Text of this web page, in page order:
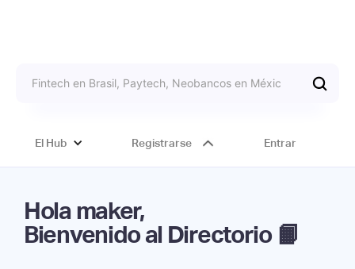
El Hub Registrarse Entrar
Hola maker,
Bienvenido al Directorio 📙